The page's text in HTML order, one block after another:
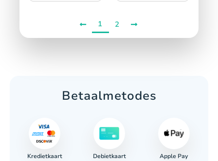
1 2
Betaalmetodes
Kredietkaart Debietkaart Apple Pay